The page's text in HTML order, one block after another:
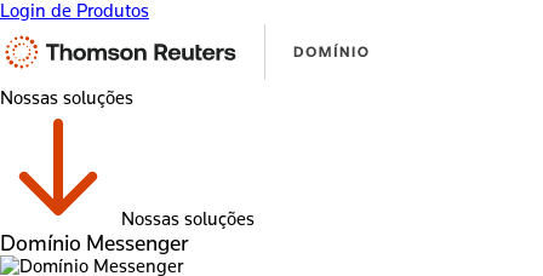
Login de Produtos
Nossas soluções
Nossas soluções
Domínio Messenger